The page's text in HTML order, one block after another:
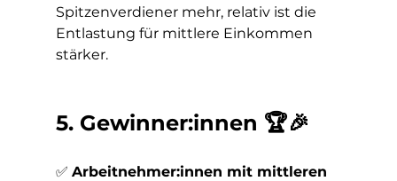
Spitzenverdiener mehr, relativ ist die
Entlastung für mittlere Einkommen
stärker.
5. Gewinner:innen 🏆🎉
✅ Arbeitnehmer:innen mit mittleren